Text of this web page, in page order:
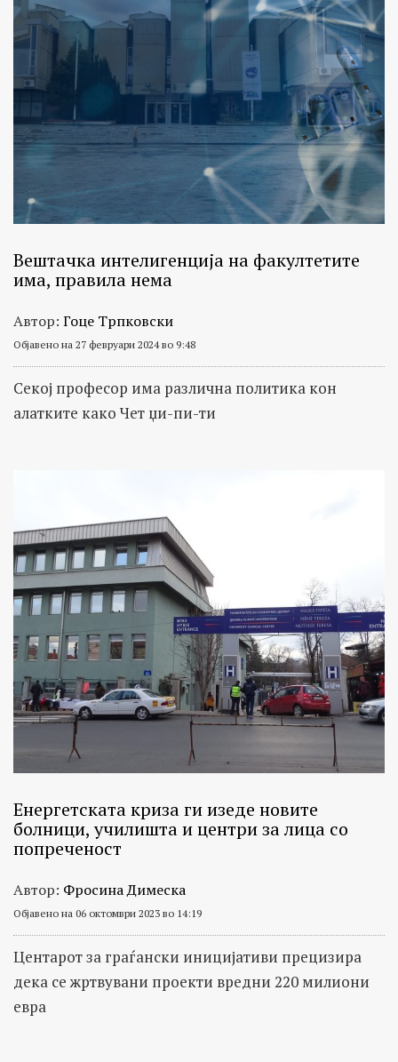
Вештачка интелигенција на факултетите
има, правила нема
Автор: Гоце Трпковски
Објавено на 27 февруари 2024 во 9:48
Секој професор има различна политика кон
алатките како Чет џи-пи-ти
Енергетската криза ги изеде новите
болници, училишта и центри за лица со
попреченост
Автор: Фросина Димеска
Објавено на 06 октомври 2023 во 14:19
Центарот за граѓански иницијативи прецизира
дека се жртвувани проекти вредни 220 милиони
евра